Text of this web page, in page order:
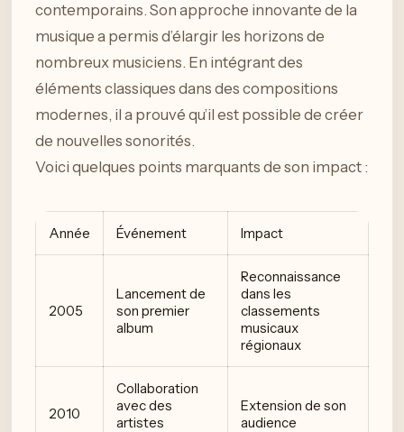
contemporains. Son approche innovante de la
musique a permis d’élargir les horizons de
nombreux musiciens. En intégrant des
éléments classiques dans des compositions
modernes, il a prouvé qu’il est possible de créer
de nouvelles sonorités.
Voici quelques points marquants de son impact :
Année Événement Impact
2005
Lancement de
son premier
album
Reconnaissance
dans les
classements
musicaux
régionaux
2010
Collaboration
avec des
artistes
Extension de son
audience